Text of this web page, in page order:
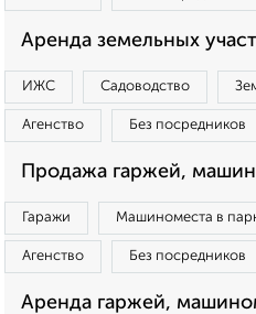
Аренда земельных
ИЖС Садоводство
Агенство Без посредников
Продажа гаржей,
Гаражи Машиноместа в
Агенство Без посредников
Аренда гаржей,